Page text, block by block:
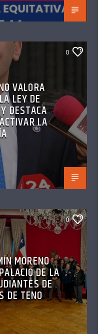
0
VALORA
LEY DE
DESTACA
LA
0
MORENO
DE LA
DE
DE TENO